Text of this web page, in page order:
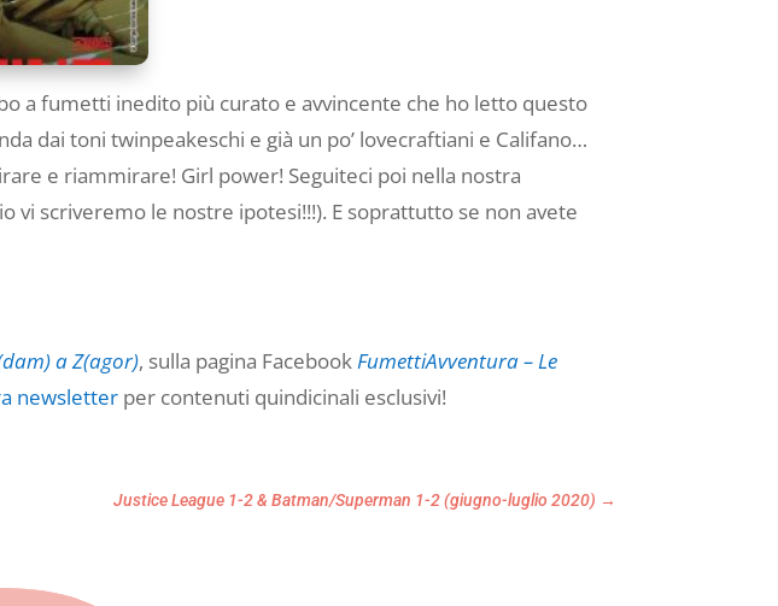
a fumetti inedito più curato e avvincente che ho letto questo
dai toni twinpeakeschi e già un po’ lovecraftiani e Califano…
e riammirare! Girl power! Seguiteci poi nella nostra
vi scriveremo le nostre ipotesi!!!). E soprattutto se non avete
a Z(agor), sulla pagina FacebookFumettiAvventura – Le
newsletter per contenuti quindicinali esclusivi!
Justice League 1-2 & Batman/Superman 1-2 (giugno-luglio 2020) →